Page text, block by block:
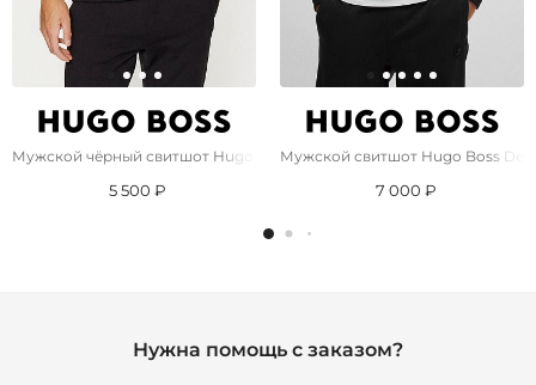
Мужской чёрный свитшот Hugo Boss Dlogonty
5 500 ₽
Мужской свитшот Hugo Boss
7 000 ₽
Нужна помощь с заказом?